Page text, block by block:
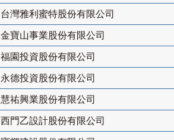
台灣雅利蜜特股份有限公司
金寶山事業股份有限公司
福園投資股份有限公司
永德投資股份有限公司
慧祐興業股份有限公司
西門乙設計股份有限公司